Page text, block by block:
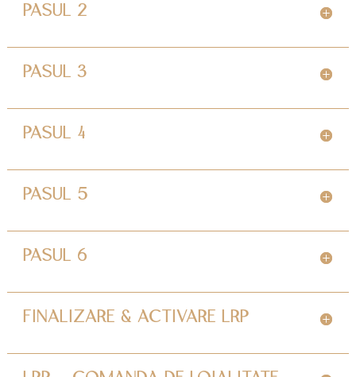
PASUL 2
PASUL 3
PASUL 4
PASUL 5
PASUL 6
FINALIZARE & ACTIVARE LRP